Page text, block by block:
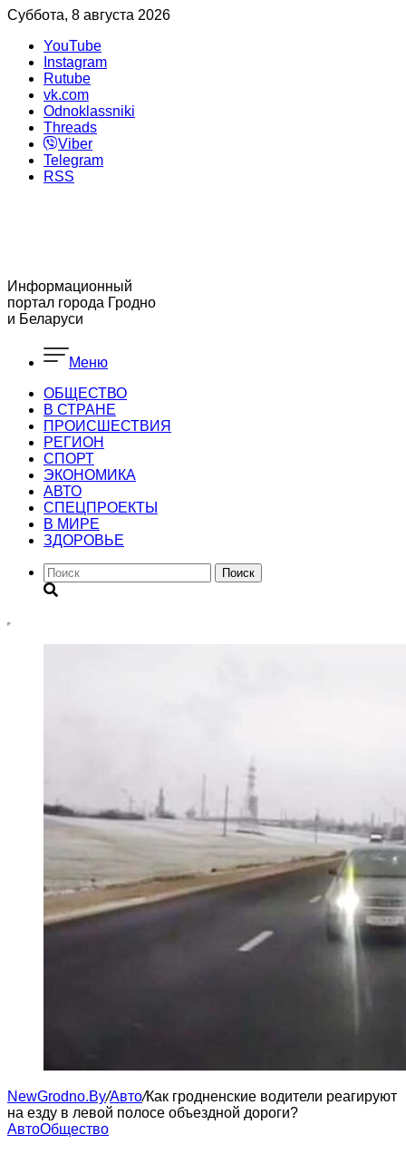
Суббота, 8 августа 2026
YouTube
Instagram
Rutube
vk.com
Odnoklassniki
Threads
Viber
Telegram
RSS
Информационный
портал города Гродно
и Беларуси
Меню
ОБЩЕСТВО
В СТРАНЕ
ПРОИСШЕСТВИЯ
РЕГИОН
CПОРТ
ЭКОНОМИКА
АВТО
СПЕЦПРОЕКТЫ
В МИРЕ
ЗДОРОВЬЕ
Поиск
NewGrodno.By/Авто/Как гродненские водители реагируют
на езду в левой полосе объездной дороги?
АвтоОбщество